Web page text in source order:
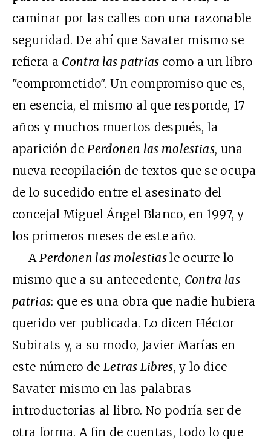
caminar por las calles con una razonable
seguridad. De ahí que Savater mismo se
refiera a Contra las patrias como a un libro
"comprometido". Un compromiso que es,
en esencia, el mismo al que responde, 17
años y muchos muertos después, la
aparición dePerdonen las molestias, una
nueva recopilación de textos que se ocupa
de lo sucedido entre el asesinato del
concejal Miguel Ángel Blanco, en 1997, y
los primeros meses de este año.
APerdonen las molestiasle ocurre lo
mismo que a su antecedente, Contra las
patrias: que es una obra que nadie hubiera
querido ver publicada. Lo dicen Héctor
Subirats y, a su modo, Javier Marías en
este número deLetras Libres, y lo dice
Savater mismo en las palabras
introductorias al libro. No podría ser de
otra forma. A fin de cuentas, todo lo que